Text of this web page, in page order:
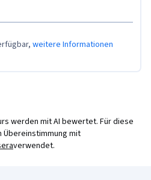
weitere Informationen
werden mit AI bewertet. Für diese
Übereinstimmung mit
verwendet.